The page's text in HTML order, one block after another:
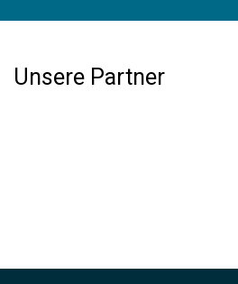
Unsere Partner